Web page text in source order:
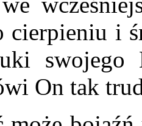
cierpieniu i
On tak